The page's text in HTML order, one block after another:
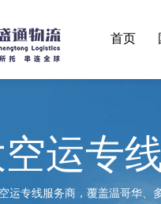
首页
运专
运专线服务商，覆盖温哥华、